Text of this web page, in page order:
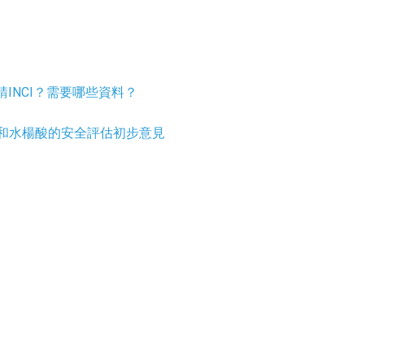
INCI？需要哪些資料？
水楊酸的安全評估初步意見